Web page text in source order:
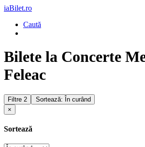
iaBilet.ro
Caută
Bilete la Concerte
Feleac
Filtre 2
Sortează: În curând
×
Sortează